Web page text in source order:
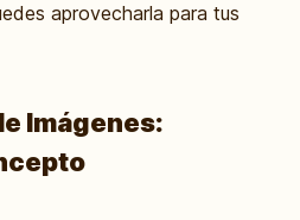
aprovecharla para tus
Imágenes: